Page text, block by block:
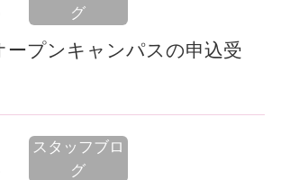
グ
ープンキャンパスの申込受
スタッフブロ
グ